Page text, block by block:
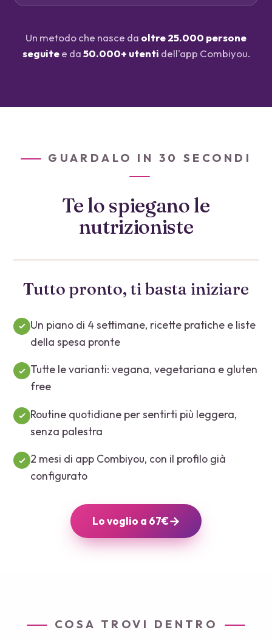
Un metodo che nasce da oltre 25.000 persone
seguitee da50.000+ utenti dell'app Combiyou.
GUARDALO IN 30 SECONDI
Te lo spiegano le
nutrizioniste
Tutto pronto, ti basta iniziare
Un piano di 4 settimane, ricette pratiche e liste
della spesa pronte
Tutte le varianti: vegana, vegetariana e gluten
free
Routine quotidiane per sentirti più leggera,
senza palestra
2 mesi di app Combiyou, con il profilo già
configurato
Lo voglio a 67€→
COSA TROVI DENTRO